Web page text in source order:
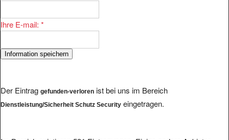
Ihre E-mail: *
Der Eintrag gefunden-verloren ist bei uns im Bereich
Dienstleistung/Sicherheit Schutz Security eingetragen.